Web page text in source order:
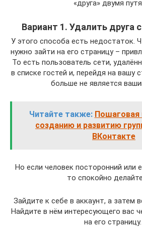
«друга» двумя
Вариант 1. Удалить друга
У этого способа есть недостаток.
нужно зайти на его страницу –
То есть пользователь сети,
в списке гостей и, перейдя на вашу
больше не является
Читайте также: Пошаговая
созданию и развитию
ВКонтакте
Но если человек посторонний или
то спокойно
Зайдите к себе в аккаунт, а затем
Найдите в нём интересующего вас
на его страницу.